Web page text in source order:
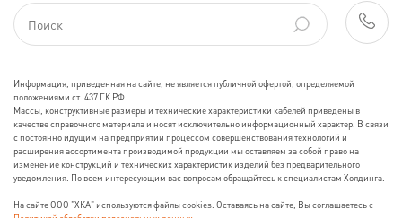
Информация, приведенная на сайте, не является публичной офертой, определяемой
положениями ст. 437 ГК РФ.
Массы, конструктивные размеры и технические характеристики кабелей приведены в
качестве справочного материала и носят исключительно информационный характер. В связи
с постоянно идущим на предприятии процессом совершенствования технологий и
расширения ассортимента производимой продукции мы оставляем за собой право на
изменение конструкций и технических характеристик изделий без предварительного
уведомления. По всем интересующим вас вопросам обращайтесь к специалистам Холдинга.
На сайте ООО "ХКА" используются файлы cookies. Оставаясь на сайте, Вы соглашаетесь с